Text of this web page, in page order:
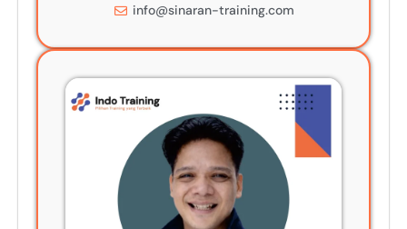
info@sinaran-training.com